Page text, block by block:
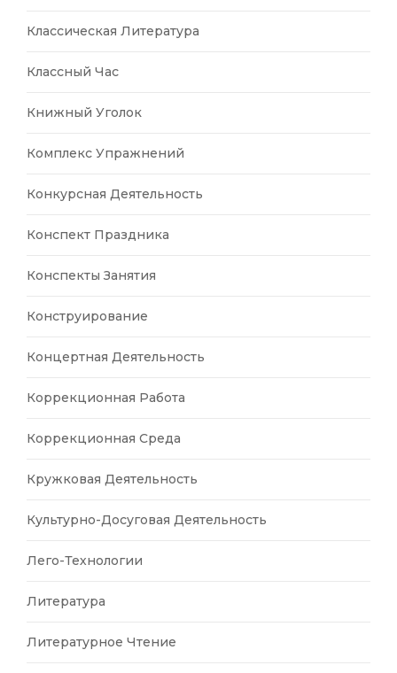
Классическая Литература
Классный Час
Книжный Уголок
Комплекс Упражнений
Конкурсная Деятельность
Конспект Праздника
Конспекты Занятия
Конструирование
Концертная Деятельность
Коррекционная Работа
Коррекционная Среда
Кружковая Деятельность
Культурно-Досуговая Деятельность
Лего-Технологии
Литература
Литературное Чтение